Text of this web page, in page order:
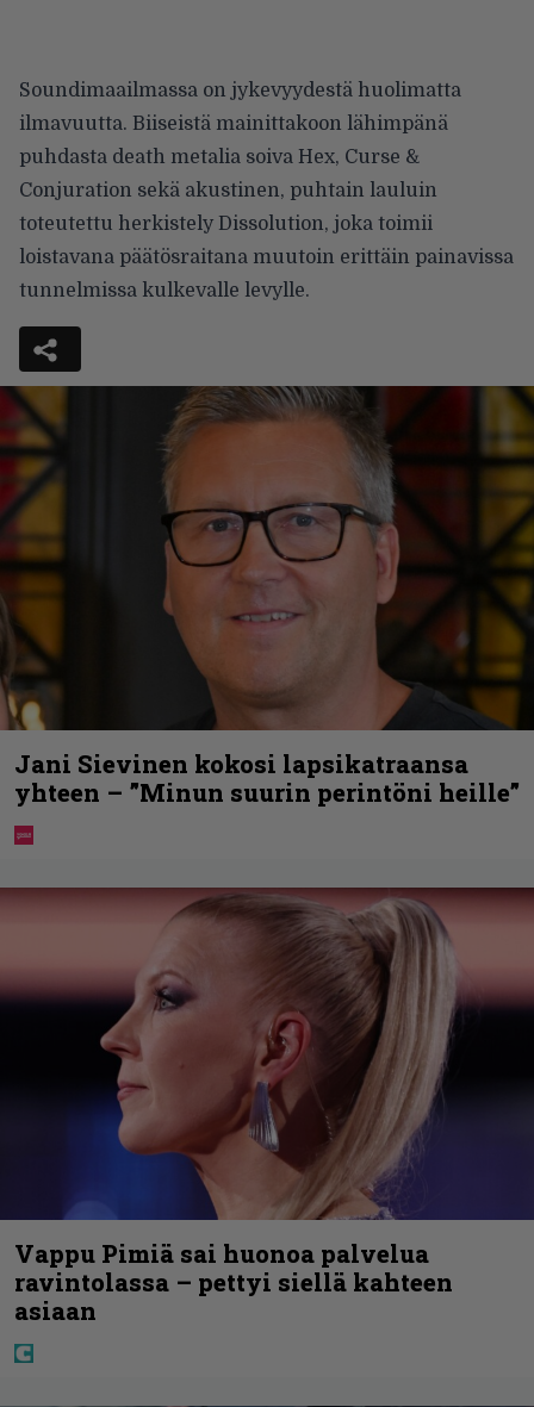
Soundimaailmassa on jykevyydestä huolimatta
ilmavuutta. Biiseistä mainittakoon lähimpänä
puhdasta death metalia soiva Hex, Curse &
Conjuration sekä akustinen, puhtain lauluin
toteutettu herkistely Dissolution, joka toimii
loistavana päätösraitana muutoin erittäin painavissa
tunnelmissa kulkevalle levylle.
Jani Sievinen kokosi lapsikatraansa
yhteen – ”Minun suurin perintöni heille”
Vappu Pimiä sai huonoa palvelua
ravintolassa – pettyi siellä kahteen
asiaan